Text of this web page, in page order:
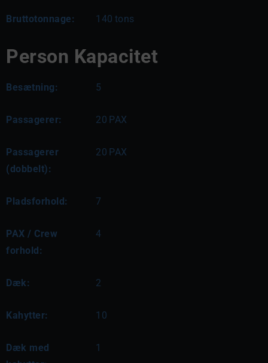
Bruttotonnage: 140 tons
Person Kapacitet
Besætning: 5
Passagerer: 20 PAX
Passagerer
(dobbelt):
20 PAX
Pladsforhold: 7
PAX / Crew
forhold:
4
Dæk: 2
Kahytter: 10
Dæk med
1